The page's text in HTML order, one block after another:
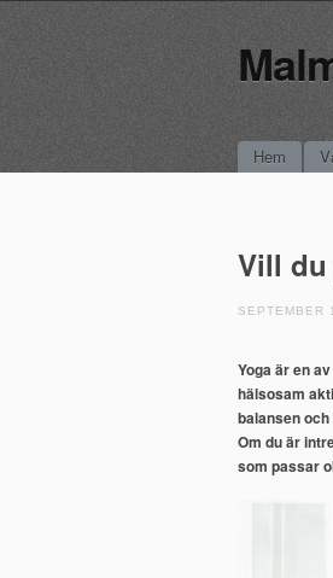
Main
Skip to
Hem
Vill du
SEPTEMBER
Yoga är en
hälsosam
balansen
Om du är
som passar